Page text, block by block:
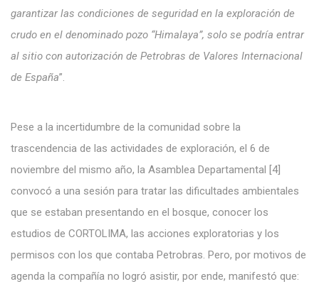
garantizar las condiciones de seguridad en la exploración de
crudo en el denominado pozo “Himalaya”, solo se podría entrar
al sitio con autorización de Petrobras de Valores Internacional
de España”.
Pese a la incertidumbre de la comunidad sobre la
trascendencia de las actividades de exploración, el 6 de
noviembre del mismo año, la Asamblea Departamental [4]
convocó a una sesión para tratar las dificultades ambientales
que se estaban presentando en el bosque, conocer los
estudios de CORTOLIMA, las acciones exploratorias y los
permisos con los que contaba Petrobras. Pero, por motivos de
agenda la compañía no logró asistir, por ende, manifestó que: